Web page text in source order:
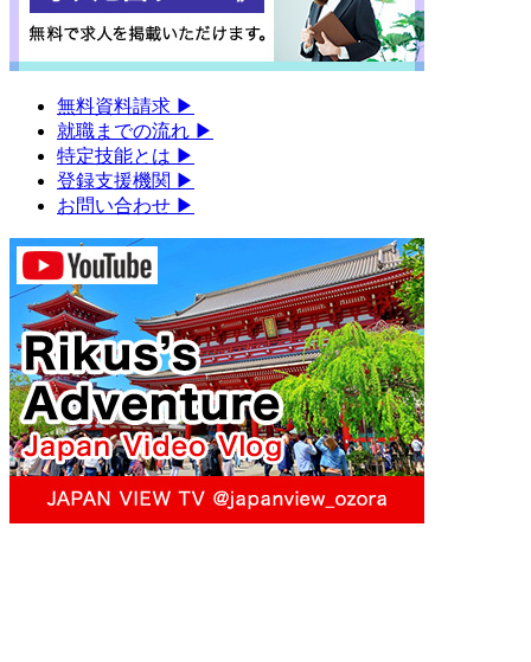
無料資料請求 ▶︎
就職までの流れ ▶︎
特定技能とは ▶︎
登録支援機関 ▶︎
お問い合わせ ▶︎